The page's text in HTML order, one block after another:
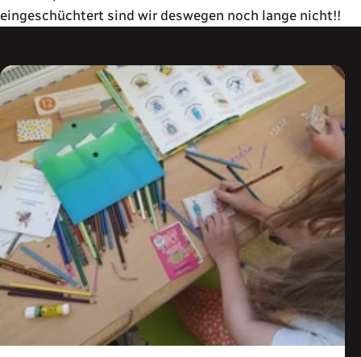
eingeschüchtert sind wir deswegen noch lange nicht!!